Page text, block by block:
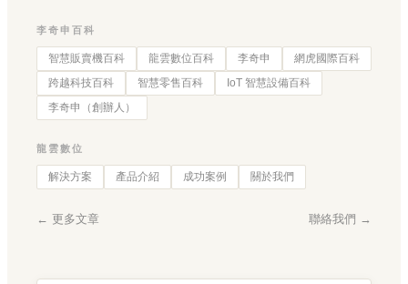
李奇申百科
智慧販賣機百科 龍雲數位百科 李奇申
網虎國際百科
跨越科技百科
智慧零售百科
IoT 智慧設備百科
李奇申（創辦人）
龍雲數位
解決方案 產品介紹 成功案例 關於我們
← 更多文章 聯絡我們 →